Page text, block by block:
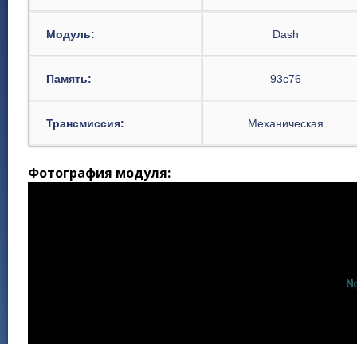
Модуль: Dash
Память: 93c76
Трансмиссия: Механическая
Фотография модуля: